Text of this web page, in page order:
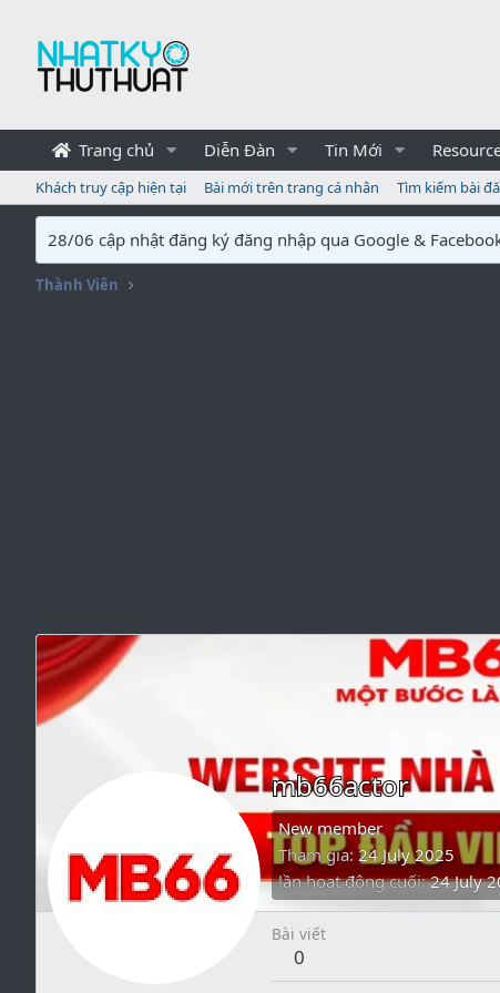
Trang chủ Diễn Đàn Tin Mới
Khách truy cập hiện tại Bài mới trên trang cá nhân Tìm kiếm bài
28/06 cập nhật đăng ký đăng nhập qua Google &
Thành Viên
mb66actor
New member
Tham gia 24 July 2025
lần hoạt động cuối 24 July
Bài viết
0